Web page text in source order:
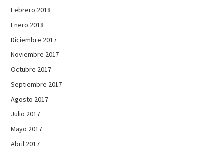
Febrero 2018
Enero 2018
Diciembre 2017
Noviembre 2017
Octubre 2017
Septiembre 2017
Agosto 2017
Julio 2017
Mayo 2017
Abril 2017